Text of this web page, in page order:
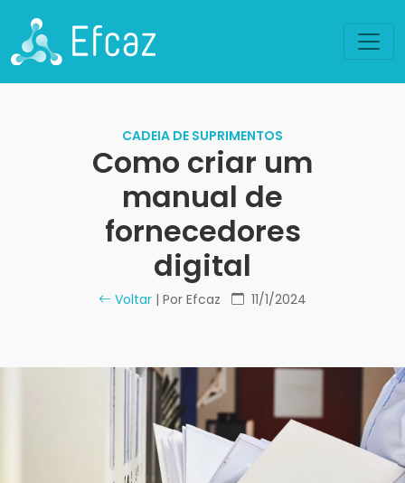
CADEIA DE SUPRIMENTOS
Como criar um
manual de
fornecedores
digital
Voltar | Por Efcaz 11/1/2024